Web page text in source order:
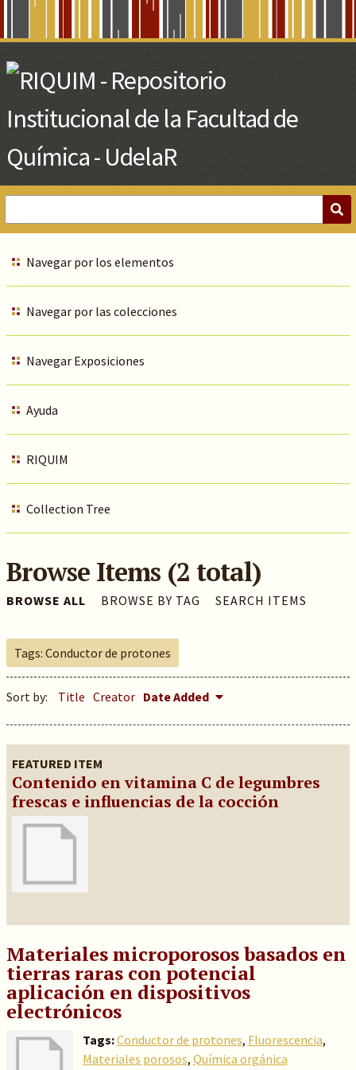
Main
Content
Navegar por los elementos
Navegar por las colecciones
Navegar Exposiciones
Ayuda
RIQUIM
Collection Tree
Browse Items (2 total)
BROWSE ALL BROWSE BY TAG SEARCH ITEMS
Tags: Conductor de protones
Sort by: Title Creator Date Added
FEATURED ITEM
Contenido en vitamina C de legumbres
frescas e influencias de la cocción
Materiales microporosos basados en
tierras raras con potencial
aplicación en dispositivos
electrónicos
Tags:Conductor de protones, Fluorescencia,
Materiales porosos, Química orgánica